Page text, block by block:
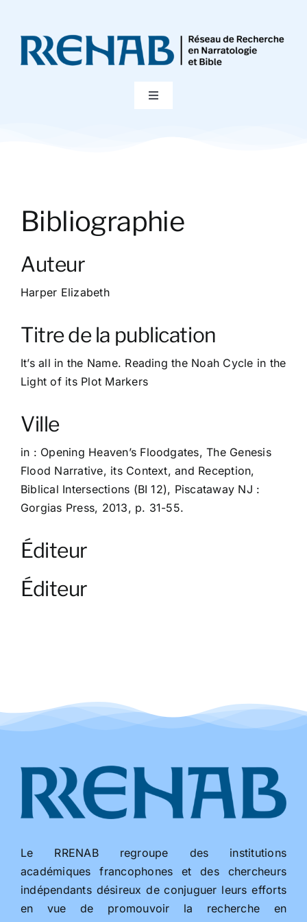
contenu
Toggle
Publications
Bibliographie
Contact
Bibliographie
Auteur
Harper Elizabeth
Titre de la publication
It’s all in the Name. Reading the Noah Cycle in the
Light of its Plot Markers
Ville
in : Opening Heaven’s Floodgates, The Genesis
Flood Narrative, its Context, and Reception,
Biblical Intersections (BI 12), Piscataway NJ :
Gorgias Press, 2013, p. 31-55.
Éditeur
Éditeur
Le RRENAB regroupe des institutions
académiques francophones et des chercheurs
indépendants désireux de conjuguer leurs efforts
en vue de promouvoir la recherche en